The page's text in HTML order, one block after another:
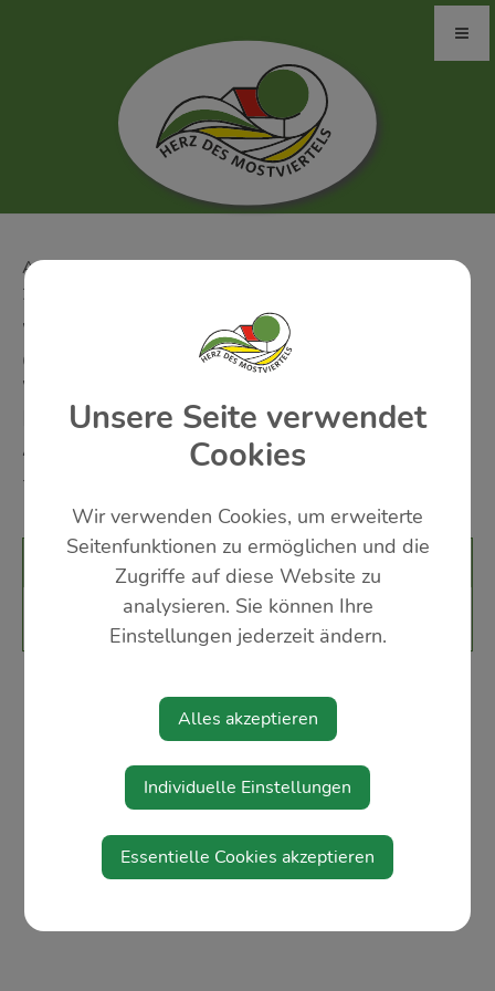
ASCHBACH - MARKT: MITTWOCH, 07. OKTOBER
2026
WANDERFAHRT GMUNDEN
GRÜNBERGSEILBAHN UND
WANDERUNG ZUM LAUDACHSEE -
NÖ´S SENIOREN ORTSGRUPPE
ASCHBACH-MARKT
7:00 Uhr / 7:10 Uhr
Veranstalter
NÖ´s Senioren Ortsgruppe Aschbach-Markt
Unsere Seite verwendet
Cookies
Wir verwenden Cookies, um erweiterte
Seitenfunktionen zu ermöglichen und die
Zugriffe auf diese Website zu
analysieren. Sie können Ihre
Einstellungen jederzeit ändern.
Alles akzeptieren
Individuelle Einstellungen
Essentielle Cookies akzeptieren